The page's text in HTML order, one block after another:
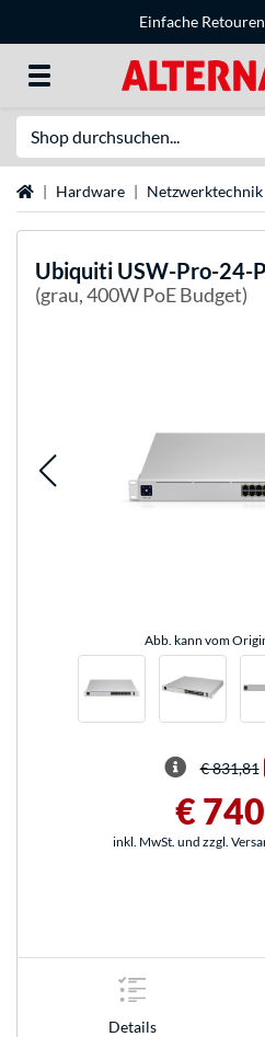
Einfache
StartseiteHardware Netzwerktechnik
Ubiquiti USW-Pro-24-
(grau, 400W PoE Budget)
Abb. kann vom
€ 831,81
€
inkl. MwSt. und zzgl.
Details